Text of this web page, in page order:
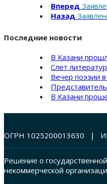
Вперед
Назад
Последние новости
В Казани
Слет
Вечер поэзии
В Казани
ОГРН 1025200013630 |
Решение о
некоммерческой